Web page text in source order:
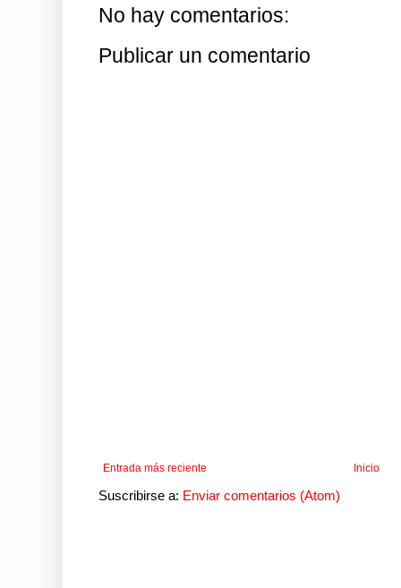
No hay comentarios:
Publicar un comentario
Entrada más reciente Inicio
Suscribirse a: Enviar comentarios (Atom)